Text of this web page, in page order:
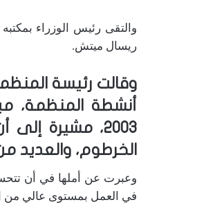
والتقى رئيس الوزراء
ريسال ميتش.
وقالت رئيسة
أنشطة المنظمة،
2003، مشيرة
الخرطوم، والعديد
وعبرت عن أملها في أن
في العمل بمستوى عالي من